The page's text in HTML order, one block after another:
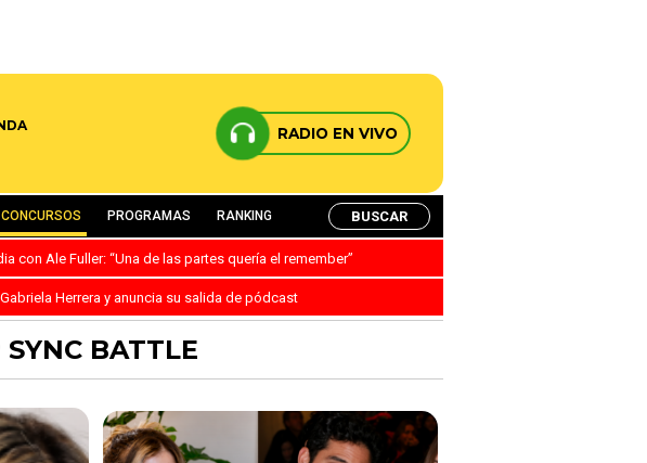
RADIO EN VIVO
CONCURSOS PROGRAMAS RANKING BUSCAR
con Ale Fuller: “Una de las partes quería el remember”
Herrera y anuncia su salida de pódcast
BATTLE